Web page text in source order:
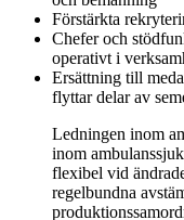
Förstärkta
Chefer och
operativt i
Ersättning till
flyttar delar av
Ledningen inom
inom
flexibel vid
regelbundna